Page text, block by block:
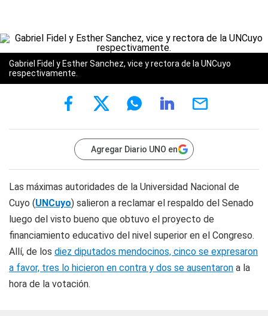
Gabriel Fidel y Esther Sanchez, vice y rectora de la UNCuyo
respectivamente.
Agregar Diario UNO en
Las máximas autoridades de la Universidad Nacional de
Cuyo (UNCuyo) salieron a reclamar el respaldo del Senado
luego del visto bueno que obtuvo el proyecto de
financiamiento educativo del nivel superior en el Congreso.
Allí, de los diez diputados mendocinos, cinco se expresaron
a favor, tres lo hicieron en contra y dos se ausentaron a la
hora de la votación.